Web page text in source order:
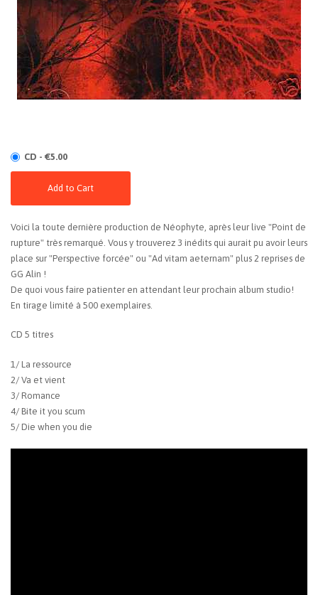
CD - €5.00
Add to Cart
Voici la toute dernière production de Néophyte, après leur live "Point de
rupture" très remarqué. Vous y trouverez 3 inédits qui aurait pu avoir leurs
place sur "Perspective forcée" ou "Ad vitam aeternam" plus 2 reprises de
GG Alin !
De quoi vous faire patienter en attendant leur prochain album studio!
En tirage limité à 500 exemplaires.
CD 5 titres
1/ La ressource
2/ Va et vient
3/ Romance
4/ Bite it you scum
5/ Die when you die